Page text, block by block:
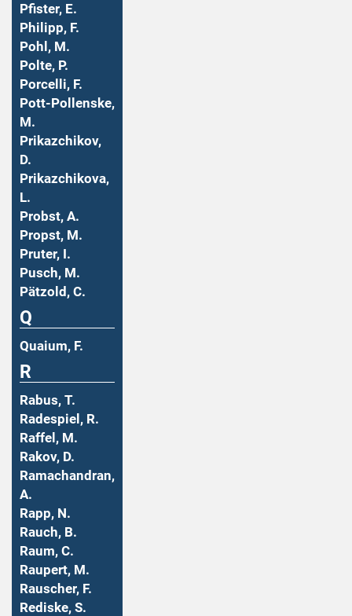
Pfister, E.
Philipp, F.
Pohl, M.
Polte, P.
Porcelli, F.
Pott-Pollenske,
M.
Prikazchikov,
D.
Prikazchikova,
L.
Probst, A.
Propst, M.
Pruter, I.
Pusch, M.
Pätzold, C.
Q
Quaium, F.
R
Rabus, T.
Radespiel, R.
Raffel, M.
Rakov, D.
Ramachandran,
A.
Rapp, N.
Rauch, B.
Raum, C.
Raupert, M.
Rauscher, F.
Rediske, S.